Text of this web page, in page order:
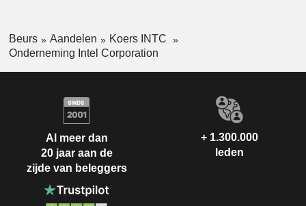
Beurs Aandelen
Koers INTC
Onderneming Intel Corporation
Al meer dan
20 jaar aan de
zijde van beleggers
+ 1.300.000
leden